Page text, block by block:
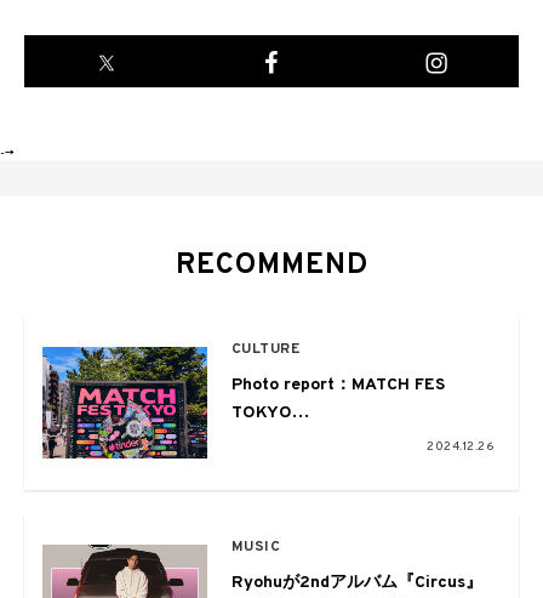
-->
RECOMMEND
CULTURE
Photo report：MATCH FES
TOKYO
-渋谷で未知のMATCHを楽しむ1週
2024.12.26
MUSIC
Ryohuが2ndアルバム『Circus』